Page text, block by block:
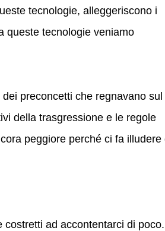
tecnologie, alleggeriscono i
queste tecnologie veniamo
preconcetti che regnavano sul
della trasgressione e le regole
peggiore perché ci fa illudere
ad accontentarci di poco.